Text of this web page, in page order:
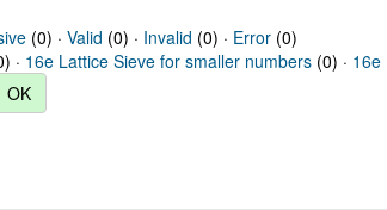
(0) · Valid (0) · Invalid (0) · Error(0)
· 16e Lattice Sieve for smaller numbers (0) · 16e